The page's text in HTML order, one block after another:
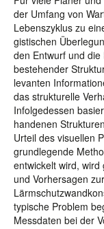
der Umfang von
Lebenszyklus zu
gistischen
den Entwurf und
bestehender
levanten
das strukturelle
Infolgedessen
handenen
Urteil des visuellen
grundlegende
entwickelt wird,
und Vorhersagen
typische Problem
Messdaten bei der